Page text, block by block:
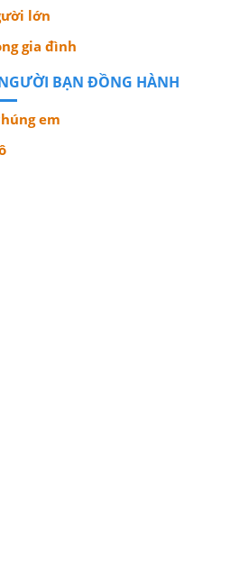
lớn
gia đình
BẠN ĐỒNG HÀNH
em